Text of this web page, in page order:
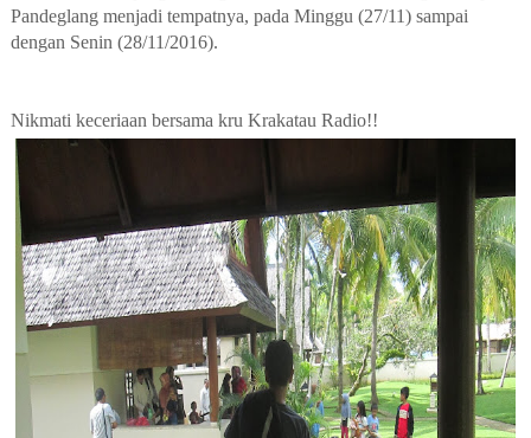
Pandeglang menjadi tempatnya, pada Minggu (27/11) sampai
dengan Senin (28/11/2016).
Nikmati keceriaan bersama kru Krakatau Radio!!